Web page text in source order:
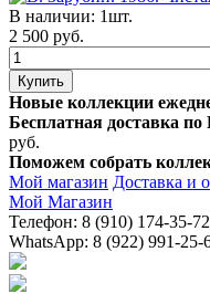
В наличии: 1шт.
2 500 руб.
Новые коллекции
Бесплатная доставка по
руб.
Поможем собрать
Мой магазин Доставка и
Мой Магазин
Телефон: 8 (910) 174-35-72
WhatsApp: 8 (922) 991-25-